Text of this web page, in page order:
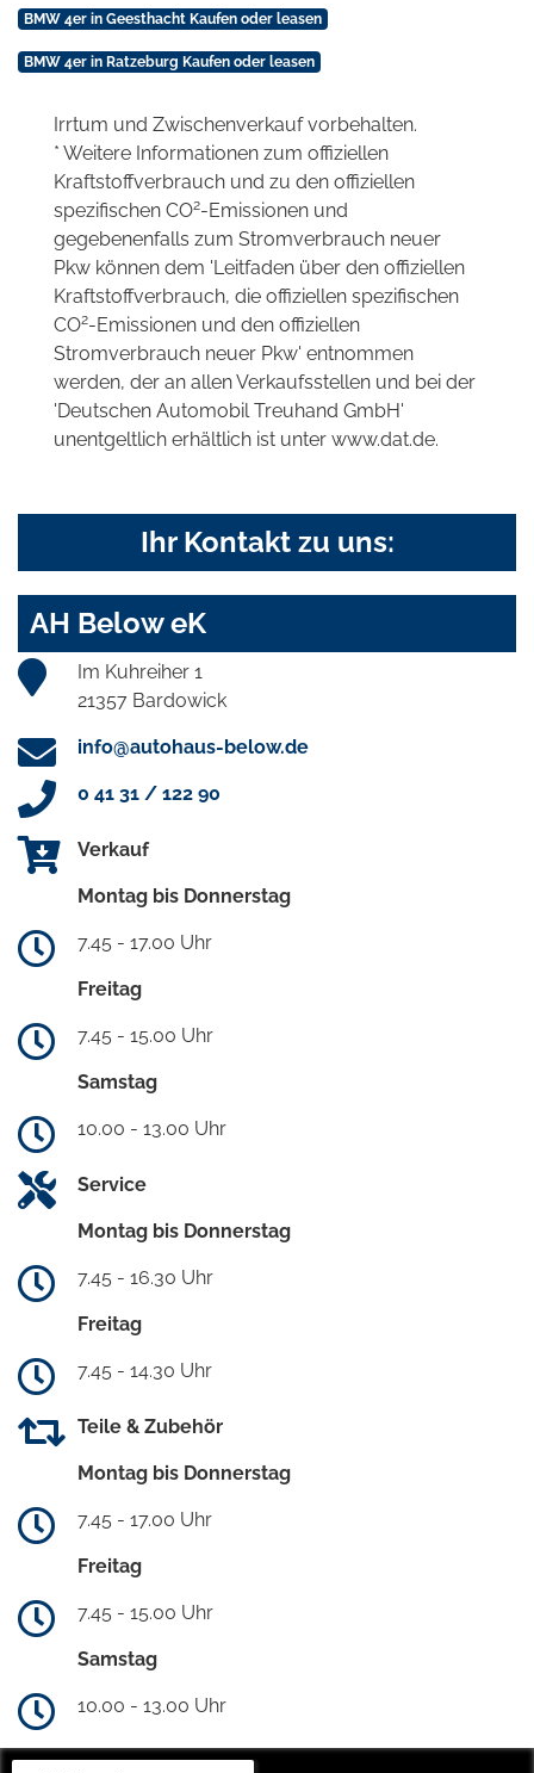
BMW 4er in Geesthacht Kaufen oder leasen
BMW 4er in Ratzeburg Kaufen oder leasen
Irrtum und Zwischenverkauf vorbehalten.
* Weitere Informationen zum offiziellen
Kraftstoffverbrauch und zu den offiziellen
spezifischen CO2-Emissionen und
gegebenenfalls zum Stromverbrauch neuer
Pkw können dem 'Leitfaden über den offiziellen
Kraftstoffverbrauch, die offiziellen spezifischen
CO2-Emissionen und den offiziellen
Stromverbrauch neuer Pkw' entnommen
werden, der an allen Verkaufsstellen und bei der
'Deutschen Automobil Treuhand GmbH'
unentgeltlich erhältlich ist unter www.dat.de.
Ihr Kontakt zu uns:
AH Below eK
Im Kuhreiher 1
21357 Bardowick
info@autohaus-below.de
0 41 31 / 122 90
Verkauf
Montag bis Donnerstag
7.45 - 17.00 Uhr
Freitag
7.45 - 15.00 Uhr
Samstag
10.00 - 13.00 Uhr
Service
Montag bis Donnerstag
7.45 - 16.30 Uhr
Freitag
7.45 - 14.30 Uhr
Teile & Zubehör
Montag bis Donnerstag
7.45 - 17.00 Uhr
Freitag
7.45 - 15.00 Uhr
Samstag
10.00 - 13.00 Uhr